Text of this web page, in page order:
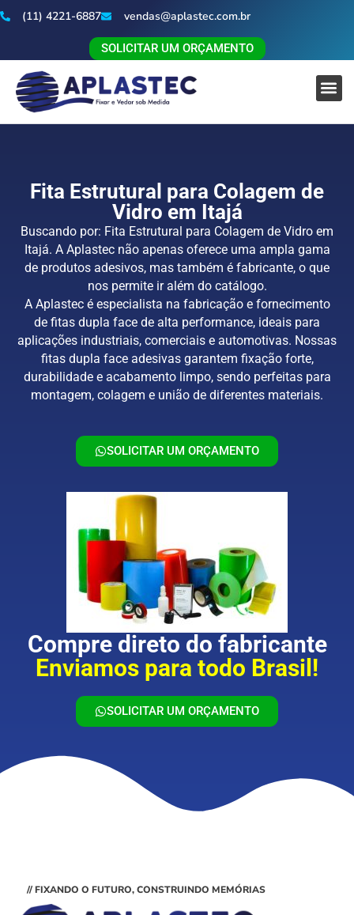
(11) 4221-6887 vendas@aplastec.com.br
SOLICITAR UM ORÇAMENTO
Fita Estrutural para Colagem de
Vidro em Itajá
Buscando por: Fita Estrutural para Colagem de Vidro em
Itajá. A Aplastec não apenas oferece uma ampla gama
de produtos adesivos, mas também é fabricante, o que
nos permite ir além do catálogo.
A Aplastec é especialista na fabricação e fornecimento
de fitas dupla face de alta performance, ideais para
aplicações industriais, comerciais e automotivas. Nossas
fitas dupla face adesivas garantem fixação forte,
durabilidade e acabamento limpo, sendo perfeitas para
montagem, colagem e união de diferentes materiais.
SOLICITAR UM ORÇAMENTO
Compre direto do fabricante
Enviamos para todo Brasil!
SOLICITAR UM ORÇAMENTO
// FIXANDO O FUTURO, CONSTRUINDO MEMÓRIAS